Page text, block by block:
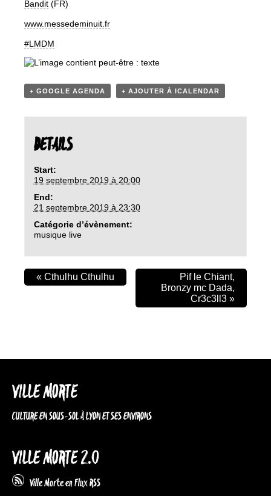
Bandit (FR)
www.messedeminuit.fr
#LMDM
+ GOOGLE AGENDA + AJOUTER À ICALENDAR
DETAILS
Start:
19 septembre 2019 à 20:00
End:
21 septembre 2019 à 23:30
Catégorie d’évènement:
musique live
« Cthulhu Cthulhu
Pif le Chiant,
Bronzy mc Dada,
Cr3c3ll3 »
VILLE MORTE
CULTURE EN SOUS-SOL À LYON ET SES ENVIRONS
VILLE MORTE 2.0
Ville Morte en Flux RSS